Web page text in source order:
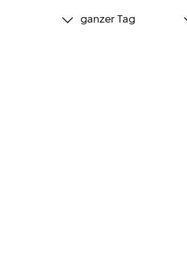
ganzer Tag